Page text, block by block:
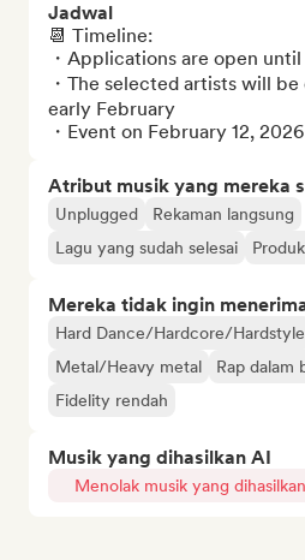
Jadwal
📆 Timeline:
・Applications are open
・The selected artists will
early February
・Event on February 12,
Atribut musik yang mereka
Unplugged
Rekaman langsung
Lagu yang sudah selesai
Mereka tidak ingin
Hard Dance/Hardcore/Hardstyle
Metal/Heavy metal
Rap dalam
Fidelity rendah
Musik yang dihasilkan AI
Menolak musik yang